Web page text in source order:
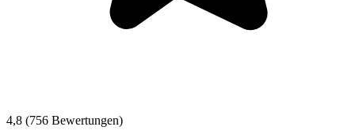
4,8 (756 Bewertungen)